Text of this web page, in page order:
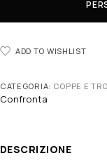
ADD TO WISHLIST
CATEGORIA: COPPE E
Confronta
DESCRIZIONE